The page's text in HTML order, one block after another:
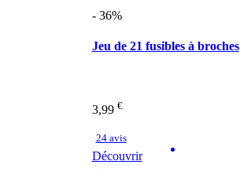
- 36%
Jeu de 21 fusibles à broches
3,99 €
24 avis
Découvrir